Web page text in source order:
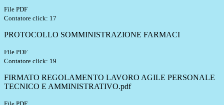
File PDF
Contatore click: 17
PROTOCOLLO SOMMINISTRAZIONE FARMACI
File PDF
Contatore click: 19
FIRMATO REGOLAMENTO LAVORO AGILE PERSONALE
TECNICO E AMMINISTRATIVO.pdf